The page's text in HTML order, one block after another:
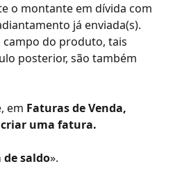
o montante em dívida com
já enviada(s).
campo do produto, tais
posterior, são também
em Faturas de Venda,
criar uma fatura.
saldo».